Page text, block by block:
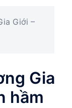
Giới –
Gia
hầm